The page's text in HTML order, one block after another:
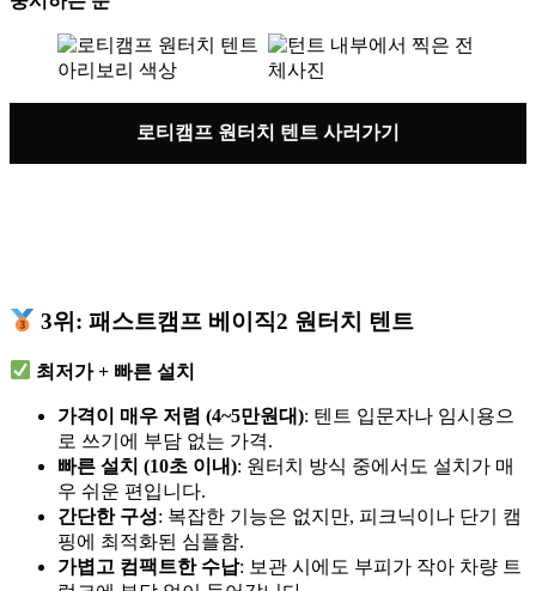
로티캠프 원터치 텐트 사러가기
3위: 패스트캠프 베이직2 원터치 텐트
최저가 + 빠른 설치
가격이 매우 저렴 (4~5만원대): 텐트 입문자나 임시용으
로 쓰기에 부담 없는 가격.
빠른 설치 (10초 이내): 원터치 방식 중에서도 설치가 매
우 쉬운 편입니다.
간단한 구성: 복잡한 기능은 없지만, 피크닉이나 단기 캠
핑에 최적화된 심플함.
가볍고 컴팩트한 수납: 보관 시에도 부피가 작아 차량 트